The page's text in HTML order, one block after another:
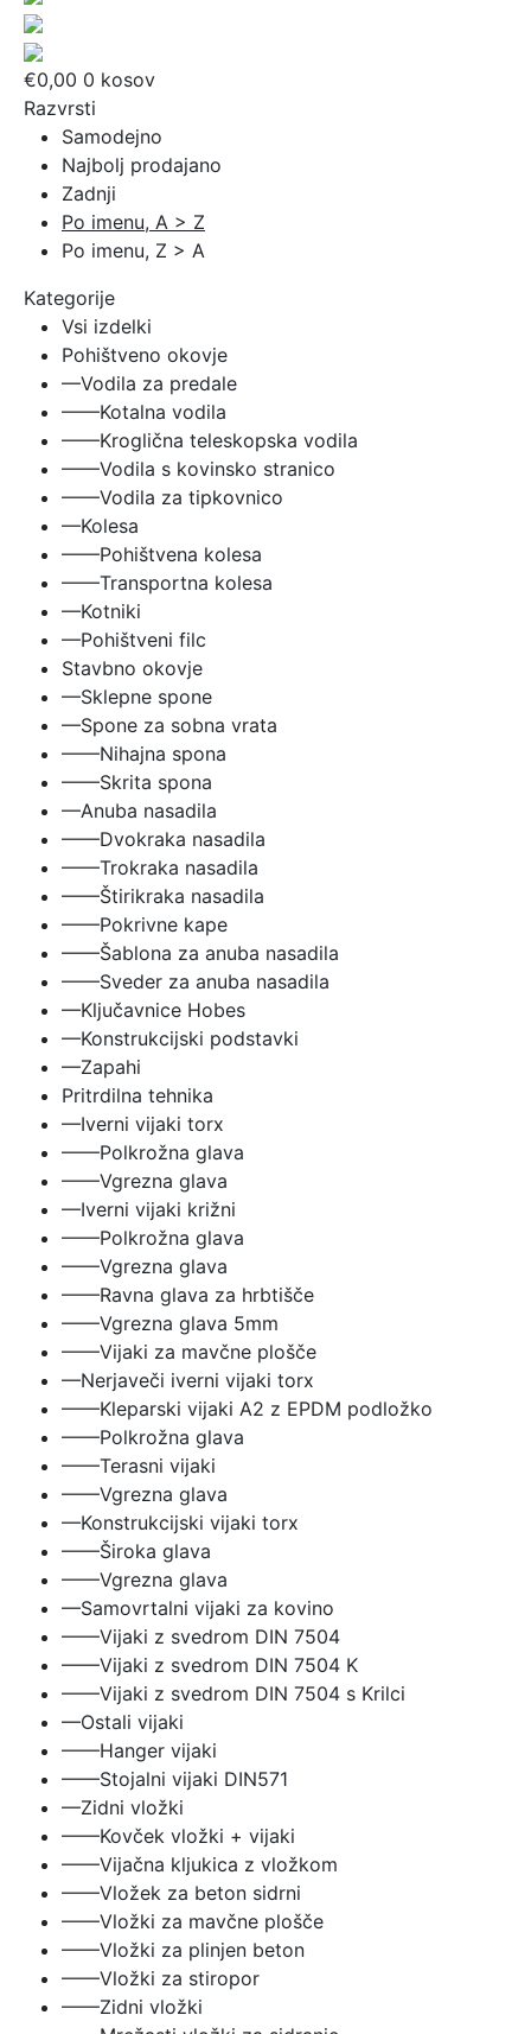
€0,00 0 kosov
Razvrsti
Samodejno
Najbolj prodajano
Zadnji
Po imenu, A > Z
Po imenu, Z > A
Kategorije
Vsi izdelki
Pohištveno okovje
—Vodila za predale
——Kotalna vodila
——Kroglična teleskopska vodila
——Vodila s kovinsko stranico
——Vodila za tipkovnico
—Kolesa
——Pohištvena kolesa
——Transportna kolesa
—Kotniki
—Pohištveni filc
Stavbno okovje
—Sklepne spone
—Spone za sobna vrata
——Nihajna spona
——Skrita spona
—Anuba nasadila
——Dvokraka nasadila
——Trokraka nasadila
——Štirikraka nasadila
——Pokrivne kape
——Šablona za anuba nasadila
——Sveder za anuba nasadila
—Ključavnice Hobes
—Konstrukcijski podstavki
—Zapahi
Pritrdilna tehnika
—Iverni vijaki torx
——Polkrožna glava
——Vgrezna glava
—Iverni vijaki križni
——Polkrožna glava
——Vgrezna glava
——Ravna glava za hrbtišče
——Vgrezna glava 5mm
——Vijaki za mavčne plošče
—Nerjaveči iverni vijaki torx
——Kleparski vijaki A2 z EPDM podložko
——Polkrožna glava
——Terasni vijaki
——Vgrezna glava
—Konstrukcijski vijaki torx
——Široka glava
——Vgrezna glava
—Samovrtalni vijaki za kovino
——Vijaki z svedrom DIN 7504
——Vijaki z svedrom DIN 7504 K
——Vijaki z svedrom DIN 7504 s Krilci
—Ostali vijaki
——Hanger vijaki
——Stojalni vijaki DIN571
—Zidni vložki
——Kovček vložki + vijaki
——Vijačna kljukica z vložkom
——Vložek za beton sidrni
——Vložki za mavčne plošče
——Vložki za plinjen beton
——Vložki za stiropor
——Zidni vložki